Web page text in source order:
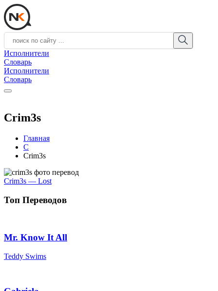
Исполнители
Словарь
Исполнители
Словарь
Crim3s
Главная
C
Crim3s
Crim3s — Lost
Топ Переводов
Mr. Know It All
Teddy Swims